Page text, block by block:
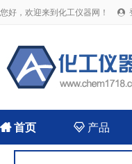
您好，欢迎来到化工仪器网！ 
首页 产品